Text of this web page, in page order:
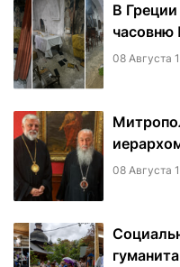
В
часовню
08 Августа
08 Августа